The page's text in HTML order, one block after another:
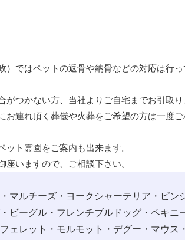
）ではペットの返骨や納骨などの対応は行
つかない方、当社よりご自宅までお引取り
連れ頂く葬儀や火葬をご希望の方は一度
ト霊園をご案内も出来ます。
いますので、ご相談下さい。
マルチーズ・ヨークシャーテリア・ピン
ビーグル・フレンチブルドッグ・ペキニ
ェレット・モルモット・デグー・マウス